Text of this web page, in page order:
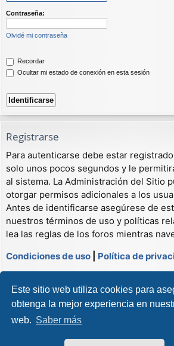
Este sitio web utiliza cookies para
obtenga la mejor experiencia en
web. Saber más
Contraseña:
Olvidé mi contraseña
Recordar
Ocultar mi estado de conexión en esta sesión
Registrarse
Para autenticarse debe estar
solo unos pocos segundos y le
al sistema. La Administración del Sitio
otorgar permisos adicionales a los
Antes de identificarse asegúrese de
nuestros términos de uso y políticas
lea las reglas de los foros mientras
Condiciones de uso
Política de
Registrarse
Inicio (Web) Foro Punta de Lanza Wargames
Desarrollado porphpBB® Forum Software ©